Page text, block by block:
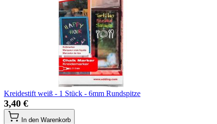
Kreidestift weiß - 1 Stück - 6mm Rundspitze
3,40 €
In den Warenkorb